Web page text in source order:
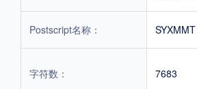
Postscript名称： SYXMMT
字符数： 7683